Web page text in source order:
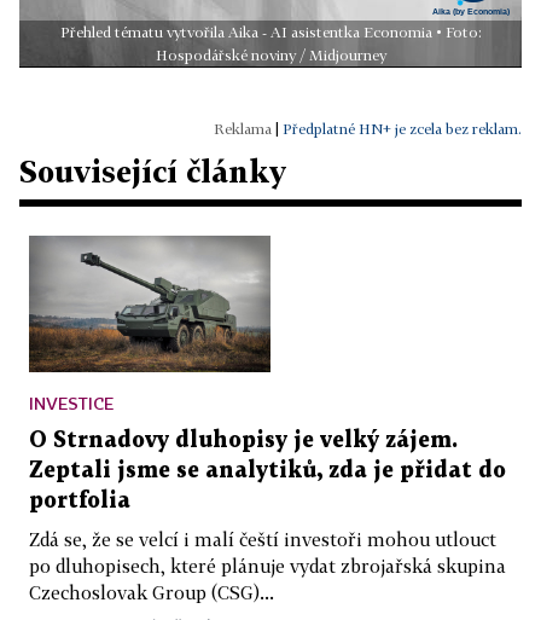
Přehled tématu vytvořila Aika - AI asistentka Economia • Foto:
Hospodářské noviny / Midjourney
Předplatné HN+ je zcela bez reklam.
Související články
INVESTICE
O Strnadovy dluhopisy je velký zájem.
Zeptali jsme se analytiků, zda je přidat do
portfolia
Zdá se, že se velcí i malí čeští investoři mohou utlouct
po dluhopisech, které plánuje vydat zbrojařská skupina
Czechoslovak Group (CSG)...